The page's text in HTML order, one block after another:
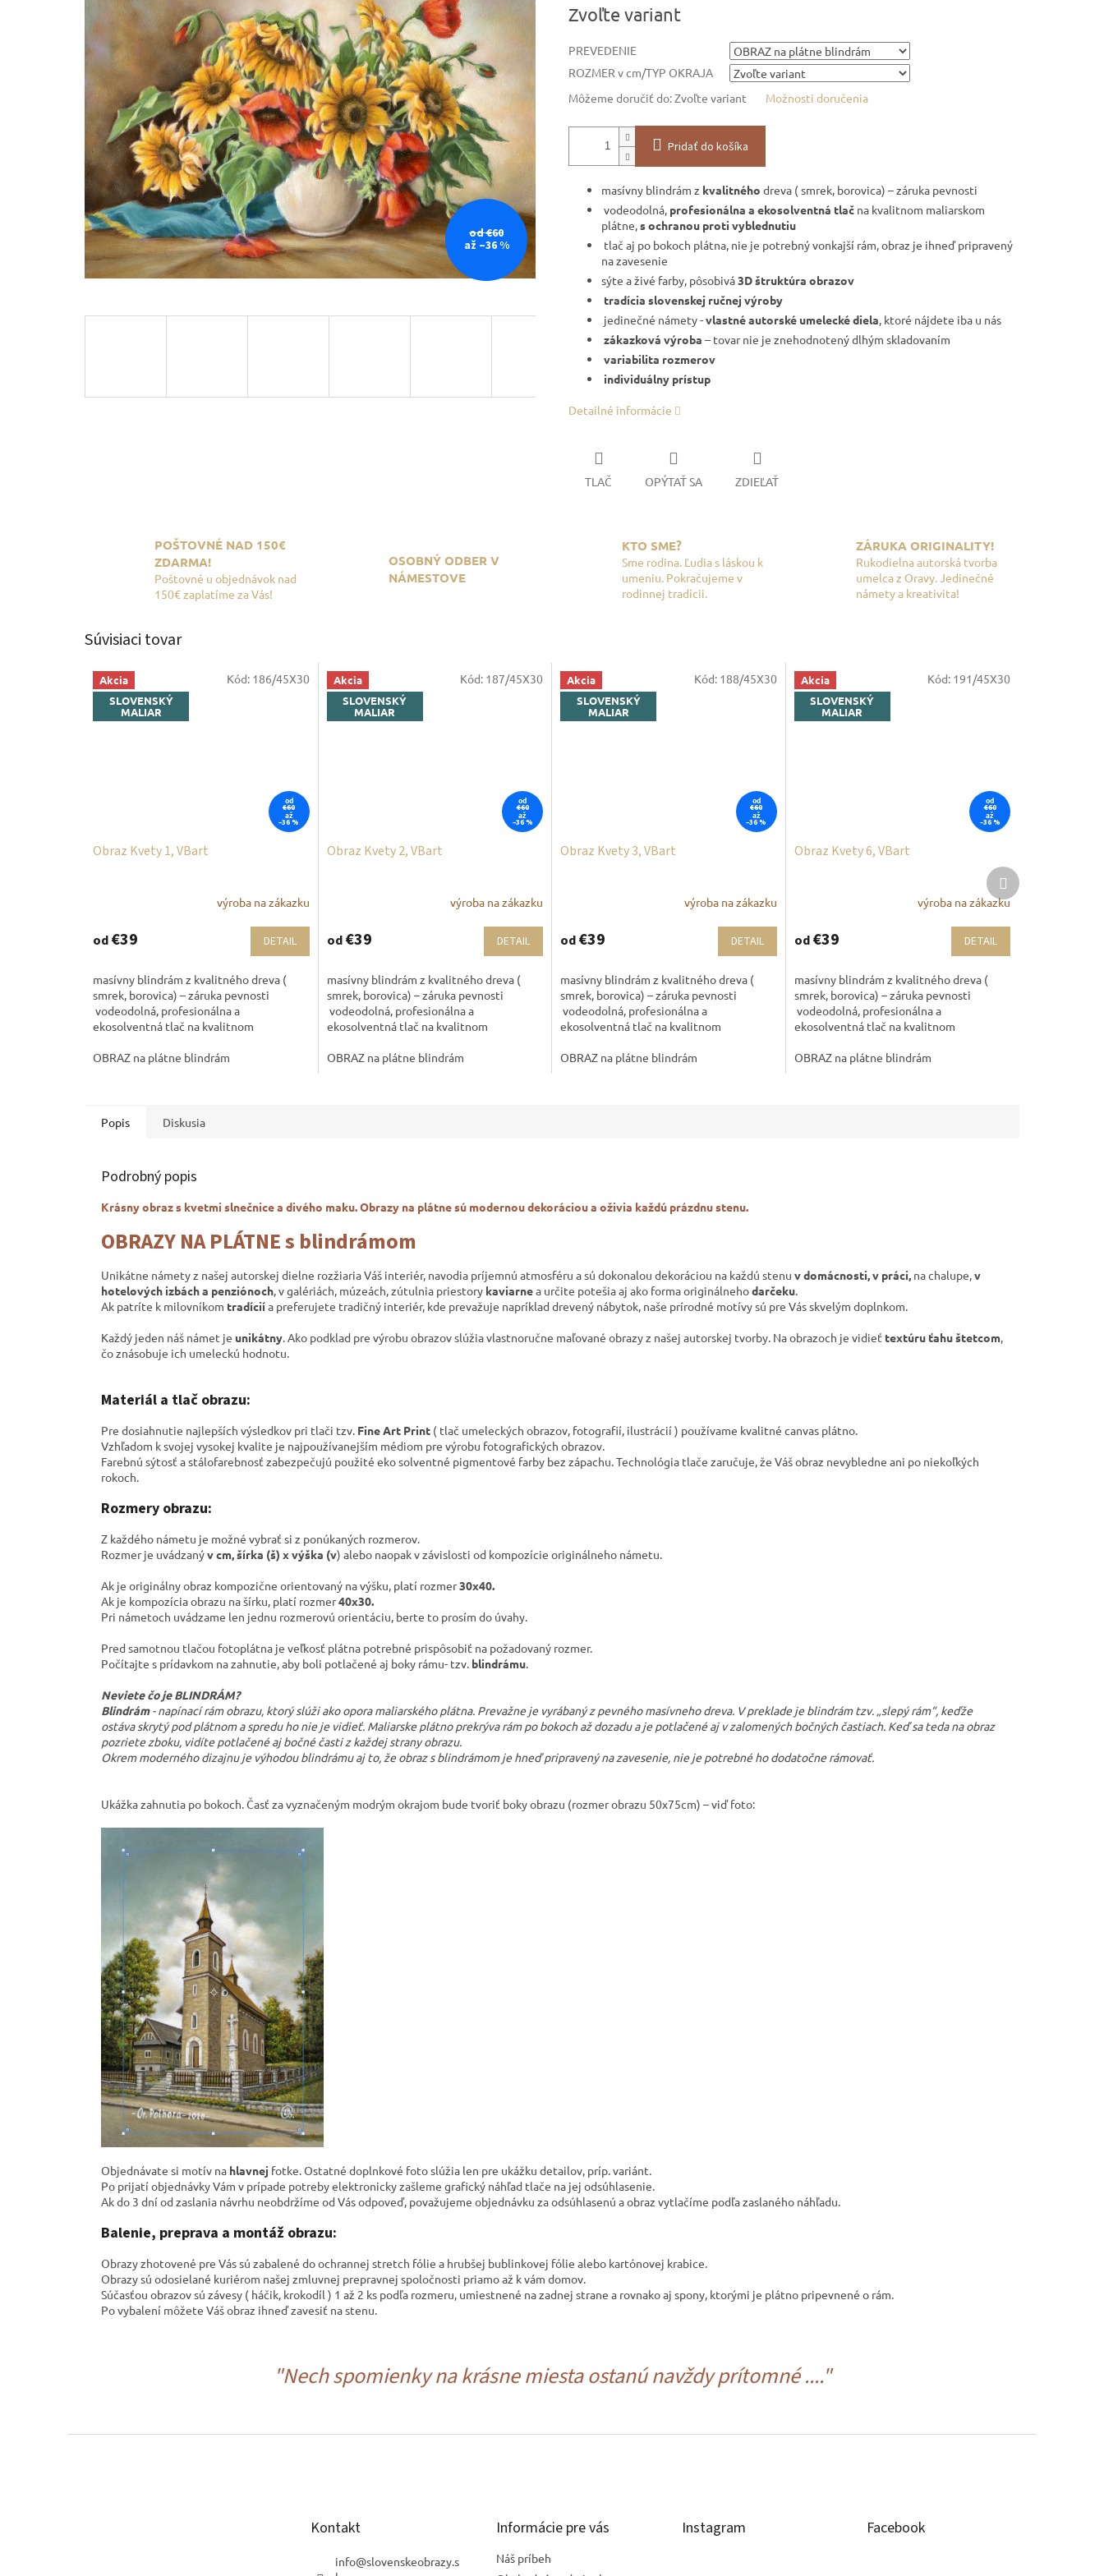
od €60
až –36 %
cena:
Zvoľte variant
PREVEDENIE
ROZMER v cm/TYP OKRAJA
Môžeme doručiť do:Zvoľte variant Možnosti doručenia
Pridať do košíka
masívny blindrám z kvalitného dreva ( smrek, borovica) – záruka pevnosti
vodeodolná, profesionálna a ekosolventná tlač na kvalitnom maliarskom
plátne,s ochranou proti vyblednutiu
tlač aj po bokoch plátna, nie je potrebný vonkajší rám, obraz je ihneď pripravený
na zavesenie
sýte a živé farby, pôsobivá3D štruktúra obrazov
tradícia slovenskej ručnej výroby
jedinečné námety -vlastné autorské umelecké diela, ktoré nájdete iba u nás
zákazková výroba – tovar nie je znehodnotený dlhým skladovaním
variabilita rozmerov
individuálny prístup
Detailné informácie
TLAČ OPÝTAŤ SA ZDIEĽAŤ
POŠTOVNÉ NAD 150€
ZDARMA!
Poštovné u objednávok nad
150€ zaplatíme za Vás!
OSOBNÝ ODBER V
NÁMESTOVE
KTO SME?
Sme rodina. Ľudia s láskou k
umeniu. Pokračujeme v
rodinnej tradícii.
ZÁRUKA ORIGINALITY!
Rukodielna autorská tvorba
umelca z Oravy. Jedinečné
námety a kreativita!
Súvisiaci tovar
Akcia
SLOVENSKÝ
MALIAR
od
€60
až
–36 %
Obraz Kvety 1, VBart
výroba na zákazku
od€39 DETAIL
masívny blindrám z kvalitného dreva (
smrek, borovica) – záruka pevnosti
vodeodolná, profesionálna a
ekosolventná tlač na kvalitnom
OBRAZ na plátne blindrám
Kód: 186/45X30
Akcia
SLOVENSKÝ
MALIAR
od
€60
až
–36 %
Obraz Kvety 2, VBart
výroba na zákazku
od€39 DETAIL
masívny blindrám z kvalitného dreva (
smrek, borovica) – záruka pevnosti
vodeodolná, profesionálna a
ekosolventná tlač na kvalitnom
OBRAZ na plátne blindrám
Kód: 187/45X30
Akcia
SLOVENSKÝ
MALIAR
od
€60
až
–36 %
Obraz Kvety 3, VBart
výroba na zákazku
od€39 DETAIL
masívny blindrám z kvalitného dreva (
smrek, borovica) – záruka pevnosti
vodeodolná, profesionálna a
ekosolventná tlač na kvalitnom
OBRAZ na plátne blindrám
Kód: 188/45X30
Akcia
SLOVENSKÝ
MALIAR
od
€60
až
–36 %
Obraz Kvety 6, VBart
výroba na zákazku
od€39 DETAIL
masívny blindrám z kvalitného dreva (
smrek, borovica) – záruka pevnosti
vodeodolná, profesionálna a
ekosolventná tlač na kvalitnom
OBRAZ na plátne blindrám
Kód: 191/45X30
Ďalší
produkt
Popis Diskusia
Podrobný popis
Krásny obraz s kvetmi slnečnice a divého maku. Obrazy na plátne sú modernoudekoráciou a oživia každú prázdnu stenu.
OBRAZY NA PLÁTNE s blindrámom
Unikátne námety z našej autorskej dielne rozžiaria Váš interiér, navodia príjemnú atmosféru a sú dokonalou dekoráciou na každú stenu v domácnosti, v práci, na chalupe,v
hotelových izbách a penziónoch, v galériách, múzeách,zútulnia priestory kaviarnea určite potešia aj ako forma originálnehodarčeku.
Ak patríte k milovníkom tradíciía preferujete tradičný interiér, kde prevažuje napríklad drevený nábytok, naše prírodné motívy sú pre Vás skvelým doplnkom.
Každý jeden náš námet je unikátny. Ako podklad pre výrobu obrazov slúžia vlastnoručne maľované obrazy z našej autorskej tvorby. Na obrazoch je vidieť textúru ťahu štetcom,
čo znásobuje ich umeleckú hodnotu.
Materiál a tlač obrazu:
Pre dosiahnutie najlepších výsledkov pri tlači tzv. Fine Art Print ( tlač umeleckých obrazov, fotografií, ilustrácií ) používame kvalitné canvas plátno.
Vzhľadom k svojej vysokej kvalite je najpoužívanejším médiom pre výrobu fotografických obrazov.
Farebnú sýtosť a stálofarebnosť zabezpečujú použité eko solventné pigmentové farby bez zápachu. Technológia tlače zaručuje, že Váš obraz nevybledne ani po niekoľkých
rokoch.
Rozmery obrazu:
Z každého námetu je možné vybrať si z ponúkaných rozmerov.
Rozmer je uvádzanýv cm, šírka (š) x výška (v) alebo naopak v závislosti od kompozície originálneho námetu.
Ak je originálny obraz kompozične orientovaný na výšku, platí rozmer30x40.
Ak je kompozícia obrazu na šírku, platí rozmer40x30.
Pri námetoch uvádzame len jednu rozmerovú orientáciu, berte to prosím do úvahy.
Pred samotnou tlačou fotoplátna je veľkosť plátna potrebné prispôsobiť na požadovaný rozmer.
Počítajte s prídavkom na zahnutie, aby boli potlačené aj boky rámu- tzv. blindrámu.
Neviete čo je BLINDRÁM?
Blindrám- napínací rám obrazu, ktorý slúži ako opora maliarského plátna. Prevažne je vyrábaný z pevného masívneho dreva. V preklade je blindrám tzv. „slepý rám“, keďže
ostáva skrytý pod plátnom a spredu ho nie je vidieť. Maliarske plátno prekrýva rám po bokoch až dozadu a je potlačené aj v zalomených bočných častiach. Keď sa teda na obraz
pozriete zboku, vidíte potlačené aj bočné časti z každej strany obrazu.
Okrem moderného dizajnu je výhodou blindrámu aj to, že obraz s blindrámom je hneď pripravený na zavesenie, nie je potrebné ho dodatočne rámovať.
Ukážka zahnutia po bokoch. Časť za vyznačeným modrým okrajom bude tvoriť boky obrazu (rozmer obrazu 50x75cm) – viď foto:
Objednávate si motív na hlavnej fotke. Ostatné doplnkové foto slúžia len pre ukážku detailov, príp. variánt.
Po prijatí objednávky Vám v prípade potreby elektronicky zašleme grafický náhľad tlače na jej odsúhlasenie.
Ak do 3 dní od zaslania návrhu neobdržíme od Vás odpoveď, považujeme objednávku za odsúhlasenú a obraz vytlačíme podľa zaslaného náhľadu.
Balenie, preprava a montáž obrazu:
Obrazy zhotovené pre Vás sú zabalené do ochrannej stretch fólie a hrubšej bublinkovej fólie alebo kartónovej krabice.
Obrazy sú odosielané kuriérom našej zmluvnej prepravnej spoločnosti priamo až k vám domov.
Súčasťou obrazov sú závesy ( háčik, krokodíl ) 1 až 2 ks podľa rozmeru, umiestnené na zadnej strane a rovnako aj spony, ktorými je plátno pripevnené o rám.
Po vybalení môžete Váš obraz ihneď zavesiť na stenu.
"Nech spomienky na krásne miesta ostanú navždy prítomné ...."
Kontakt
info@slovenskeobrazy.s
Informácie pre vás
Náš príbeh
Instagram Facebook